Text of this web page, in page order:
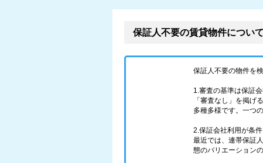
保証人不要の賃貸物件につい
保証人不要の物件を
1.審査の基準は保証
「審査なし」を掲げ
多種多様です。一つ
2.保証会社利用が条
最近では、連帯保証
態のバリエーション